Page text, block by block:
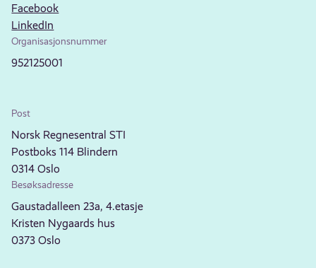
Facebook
LinkedIn
Organisasjonsnummer
952125001
Post
Norsk Regnesentral STI
Postboks 114 Blindern
0314 Oslo
Besøksadresse
Gaustadalleen 23a, 4.etasje
Kristen Nygaards hus
0373 Oslo